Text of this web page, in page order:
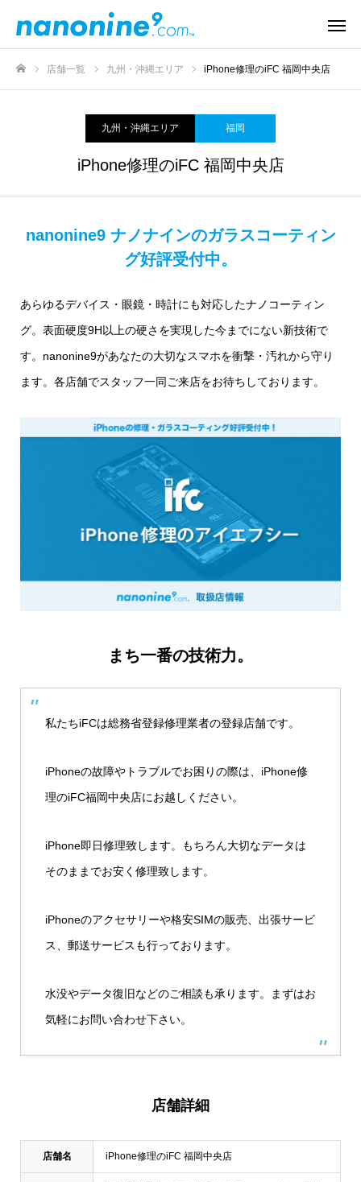
店舗一覧 九州・沖縄エリア iPhone修理のiFC 福岡中央店
九州・沖縄エリア 福岡
iPhone修理のiFC 福岡中央店
nanonine9 ナノナインのガラスコーティン
グ好評受付中。
あらゆるデバイス・眼鏡・時計にも対応したナノコーティン
グ。表面硬度9H以上の硬さを実現した今までにない新技術で
す。nanonine9があなたの大切なスマホを衝撃・汚れから守り
ます。各店舗でスタッフ一同ご来店をお待ちしております。
まち一番の技術力。
私たちiFCは総務省登録修理業者の登録店舗です。
iPhoneの故障やトラブルでお困りの際は、iPhone修
理のiFC福岡中央店にお越しください。
iPhone即日修理致します。もちろん大切なデータは
そのままでお安く修理致します。
iPhoneのアクセサリーや格安SIMの販売、出張サービ
ス、郵送サービスも行っております。
水没やデータ復旧などのご相談も承ります。まずはお
気軽にお問い合わせ下さい。
店舗詳細
店舗名 iPhone修理のiFC 福岡中央店